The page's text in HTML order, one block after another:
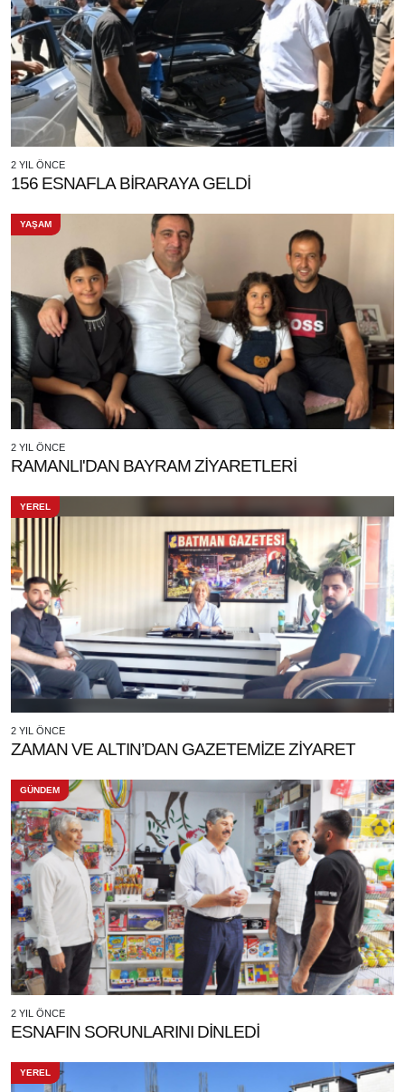
2 YIL ÖNCE
156 ESNAFLA BİRARAYA GELDİ
YAŞAM
2 YIL ÖNCE
RAMANLI'DAN BAYRAM ZİYARETLERİ
YEREL
2 YIL ÖNCE
ZAMAN VE ALTIN’DAN GAZETEMİZE ZİYARET
GÜNDEM
2 YIL ÖNCE
ESNAFIN SORUNLARINI DİNLEDİ
YEREL